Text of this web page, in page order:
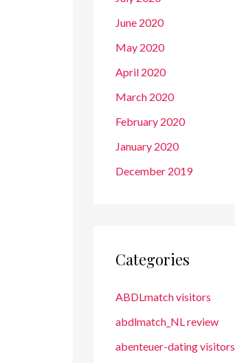
June 2020
May 2020
April 2020
March 2020
February 2020
January 2020
December 2019
Categories
ABDLmatch visitors
abdlmatch_NL review
abenteuer-dating visitors